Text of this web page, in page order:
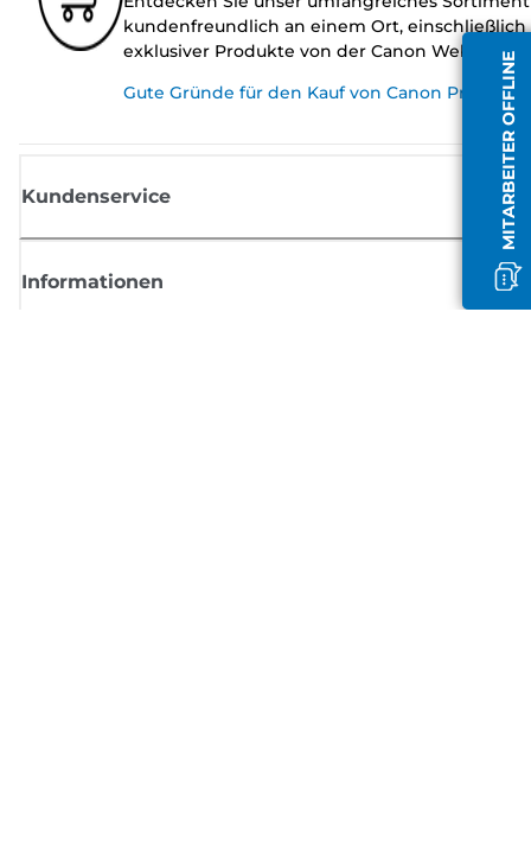
MITARBEITER OFFLINE
kundenfreundlich an einem Ort, einschließlich
exklusiver Produkte von der Canon Website.
Gute Gründe für den Kauf von Canon
Kundenservice
Informationen